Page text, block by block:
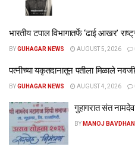
भारतीय टपाल विभागातर्फे ‘ढाई आखर’
BYGUHAGAR NEWS AUGUST 5, 2026
पत्नीच्या यकृतदानातून पतीला मिळाले
BYGUHAGAR NEWS AUGUST 4, 2026
गुहागरात संत
BY MANOJ